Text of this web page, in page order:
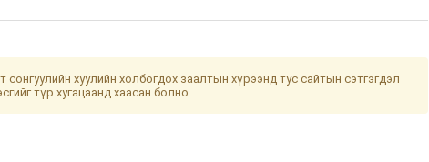
хуулийн холбогдох заалтын хүрээнд тус сайтын сэтгэгдэл
түр хугацаанд хаасан болно.